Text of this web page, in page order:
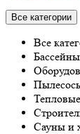
Все категории
Все
Сауны и